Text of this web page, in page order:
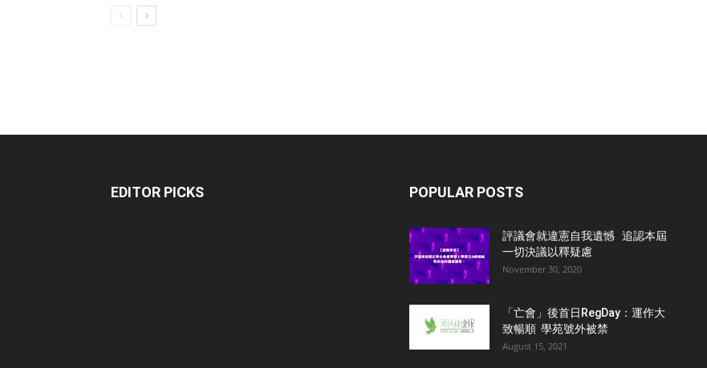
EDITOR PICKS POPULAR POSTS
評議會就違憲自我遺憾 追認本屆
一切決議以釋疑慮
November 30, 2020
「亡會」後首日RegDay：運作大
致暢順 學苑號外被禁
August 15, 2021